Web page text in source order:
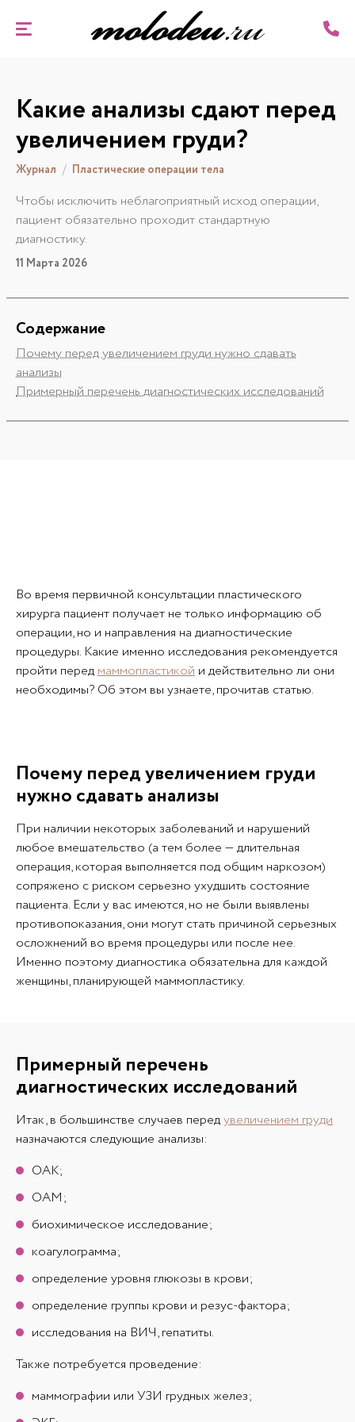
Какие анализы сдают перед
увеличением груди?
Журнал Пластические операции тела
Чтобы исключить неблагоприятный исход операции,
пациент обязательно проходит стандартную
диагностику.
11 Марта 2026
Содержание
Почему перед увеличением груди нужно сдавать
анализы
Примерный перечень диагностических исследований
Во время первичной консультации пластического
хирурга пациент получает не только информацию об
операции, но и направления на диагностические
процедуры. Какие именно исследования рекомендуется
пройти передмаммопластикой и действительно ли они
необходимы? Об этом вы узнаете, прочитав статью.
Почему перед увеличением груди
нужно сдавать анализы
При наличии некоторых заболеваний и нарушений
любое вмешательство (а тем более — длительная
операция, которая выполняется под общим наркозом)
сопряжено с риском серьезно ухудшить состояние
пациента. Если у вас имеются, но не были выявлены
противопоказания, они могут стать причиной серьезных
осложнений во время процедуры или после нее.
Именно поэтому диагностика обязательна для каждой
женщины, планирующей маммопластику.
Примерный перечень
диагностических исследований
Итак, в большинстве случаев передувеличением груди
назначаются следующие анализы:
ОАК;
ОАМ;
биохимическое исследование;
коагулограмма;
определение уровня глюкозы в крови;
определение группы крови и резус-фактора;
исследования на ВИЧ, гепатиты.
Также потребуется проведение:
маммографии или УЗИ грудных желез;